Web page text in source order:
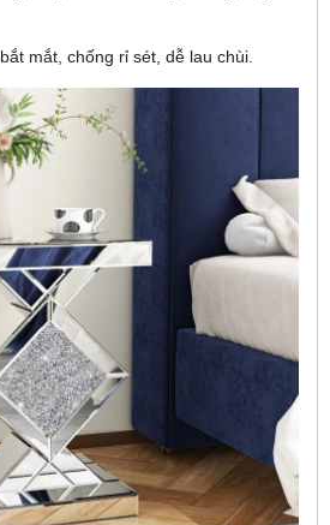
bắt mắt, chống rỉ sét, dễ lau chùi.